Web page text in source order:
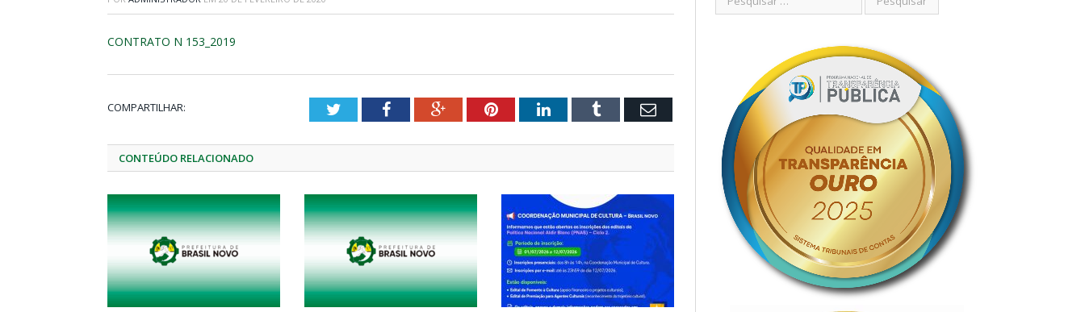
CONTRATO N 153_2019
COMPARTILHAR: TwitterFacebookGoogle+PinterestLinkedInTumblr Email
CONTEÚDO RELACIONADO